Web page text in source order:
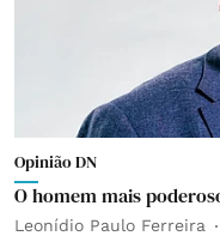
Opinião DN
O homem mais
Leonídio Paulo Ferreira